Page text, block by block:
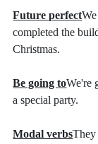
Future perfect
completed the
Christmas.
Be going toWe're
a special party.
Modal verbsThey